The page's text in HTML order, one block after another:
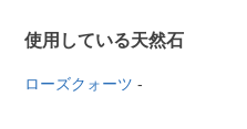
使用している天然石
ローズクォーツ -